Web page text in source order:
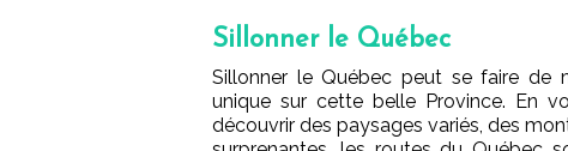
Sillonner le Québec
Sillonner le Québec peut se faire de
unique sur cette belle Province. En
découvrir des paysages variés, des